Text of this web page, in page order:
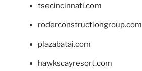
tsecincinnati.com
roderconstructiongroup.com
plazabatai.com
hawkscayresort.com